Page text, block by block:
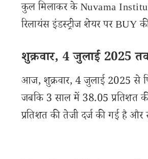
कुल मिलाकर के Nuvama
रिलायंस इंडस्ट्रीज शेयर पर BUY
शुक्रवार, 4 जुलाई 2025 तक
आज, शुक्रवार, 4 जुलाई 2025 से
जबकि 3 साल में 38.05 प्रतिशत
प्रतिशत की तेजी दर्ज की गई है